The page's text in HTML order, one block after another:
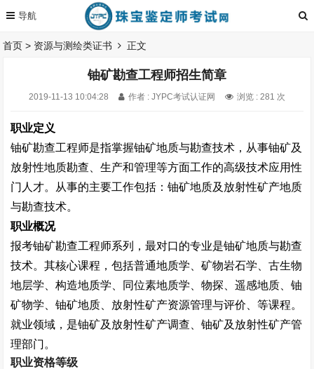
首页 > 资源与测绘类证书 正文
铀矿勘查工程师招生简章
2019-11-13 10:04:28 作者 : JYPC考试认证网 浏览 : 281 次
职业定义
铀矿勘查工程师是指掌握铀矿地质与勘查技术，从事铀矿及
放射性地质勘查、生产和管理等方面工作的高级技术应用性
门人才。从事的主要工作包括：铀矿地质及放射性矿产地质
与勘查技术。
职业概况
报考铀矿勘查工程师系列，最对口的专业是铀矿地质与勘查
技术。其核心课程，包括普通地质学、矿物岩石学、古生物
地层学、构造地质学、同位素地质学、物探、遥感地质、铀
矿物学、铀矿地质、放射性矿产资源管理与评价、等课程。
就业领域，是铀矿及放射性矿产调查、铀矿及放射性矿产管
理部门。
职业资格等级